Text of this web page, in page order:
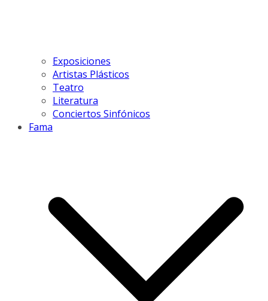
Exposiciones
Artistas Plásticos
Teatro
Literatura
Conciertos Sinfónicos
Fama